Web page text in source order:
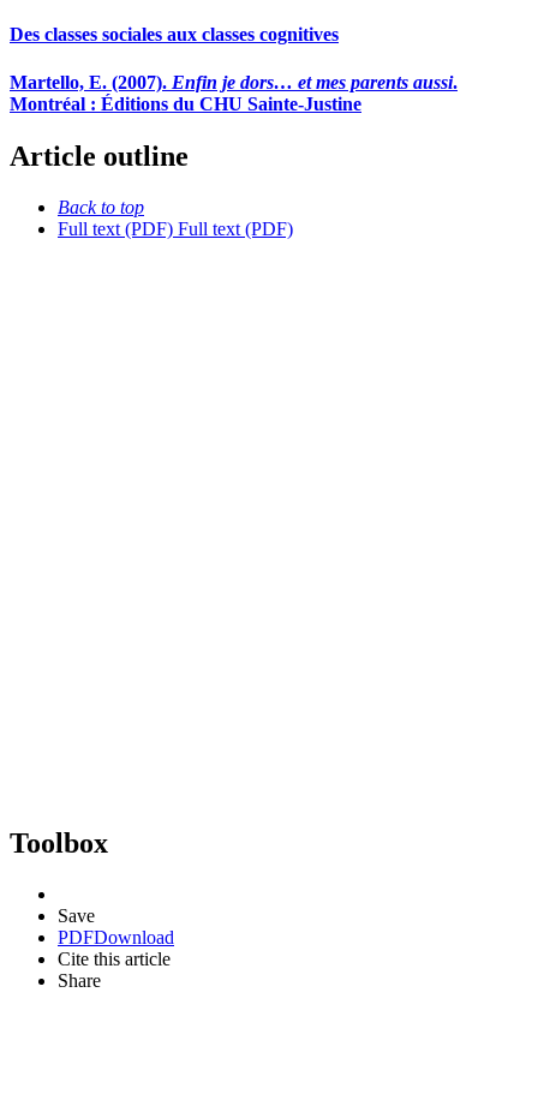
Des classes sociales aux classes cognitives
Martello, E. (2007). Enfin je dors… et mes parents aussi.
Montréal : Éditions du CHU Sainte-Justine
Article outline
Back to top
Full text (PDF) Full text (PDF)
Toolbox
Save
PDFDownload
Cite this article
Share